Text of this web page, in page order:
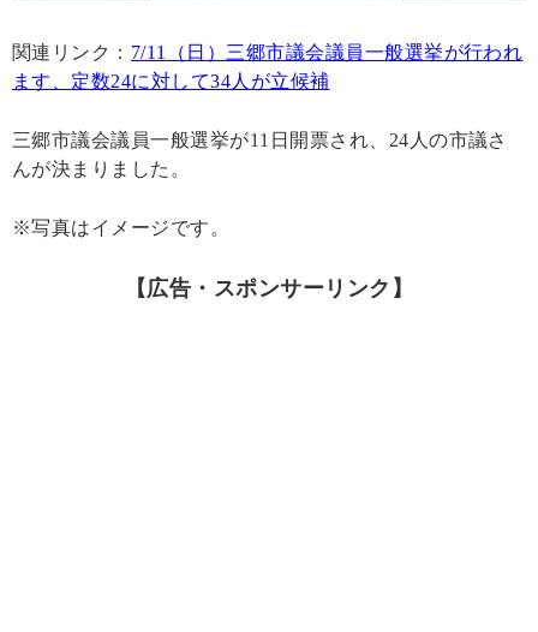
関連リンク： 7/11（日）三郷市議会議員一般選挙が行われ
ます、定数24に対して34人が立候補
三郷市議会議員一般選挙が11日開票され、24人の市議さ
んが決まりました。
※写真はイメージです。
【広告・スポンサーリンク】